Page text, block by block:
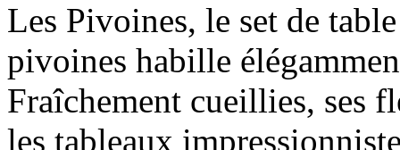
Les Pivoines, le set de
pivoines habille
Fraîchement cueillies, ses
les tableaux